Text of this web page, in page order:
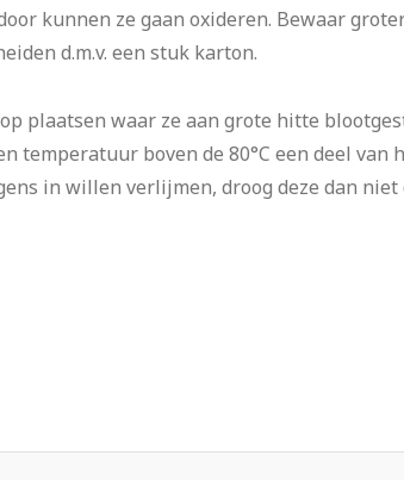
kunnen ze gaan oxideren. Bewaar
d.m.v. een stuk karton.
plaatsen waar ze aan grote hitte
temperatuur boven de 80°C een deel van
in willen verlijmen, droog deze dan niet